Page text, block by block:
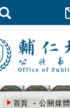
首頁 公關媒體